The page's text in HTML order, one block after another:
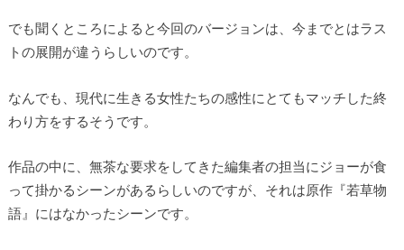
でも聞くところによると今回のバージョンは、今までとはラス
トの展開が違うらしいのです。
なんでも、現代に生きる女性たちの感性にとてもマッチした終
わり方をするそうです。
作品の中に、無茶な要求をしてきた編集者の担当にジョーが食
って掛かるシーンがあるらしいのですが、それは原作『若草物
語』にはなかったシーンです。